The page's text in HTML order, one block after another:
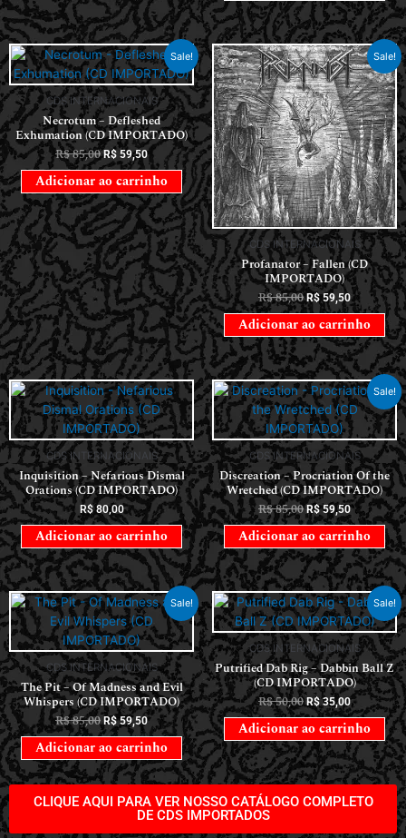
Sale!
CDS INTERNACIONAIS
Necrotum – Defleshed
Exhumation (CD IMPORTADO)
R$85,00 R$ 59,50
Adicionar ao carrinho
Sale!
CDS INTERNACIONAIS
Profanator – Fallen (CD
IMPORTADO)
R$85,00 R$59,50
Adicionar ao carrinho
CDS INTERNACIONAIS
Inquisition – Nefarious Dismal
Orations (CD IMPORTADO)
R$80,00
Adicionar ao carrinho
Sale!
CDS INTERNACIONAIS
Discreation – Procriation Of the
Wretched (CD IMPORTADO)
R$85,00 R$59,50
Adicionar ao carrinho
Sale!
CDS INTERNACIONAIS
The Pit – Of Madness and Evil
Whispers (CD IMPORTADO)
R$85,00 R$59,50
Adicionar ao carrinho
Sale!
CDS INTERNACIONAIS
Putrified Dab Rig – Dabbin Ball Z
(CD IMPORTADO)
R$50,00 R$35,00
Adicionar ao carrinho
CLIQUE AQUI PARA VER NOSSO CATÁLOGO COMPLETO
DE CDS IMPORTADOS